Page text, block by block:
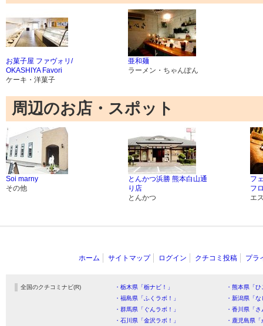
お菓子屋 ファヴォリ/
OKASHIYA Favori
ケーキ・洋菓子
亜和麺
ラーメン・ちゃんぽん
周辺のお店・スポット
Soi marny
その他
とんかつ浜勝 熊本白山通
り店
とんかつ
フ
フ
エ
ホーム サイトマップ ログイン クチコミ投稿 プラ
全国のクチコミナビ(R) ・栃木県「栃ナビ！」
・熊本県「
・福島県「ふくラボ！」
・新潟県「
・群馬県「ぐんラボ！」
・香川県「
・石川県「金沢ラボ！」
・鹿児島県